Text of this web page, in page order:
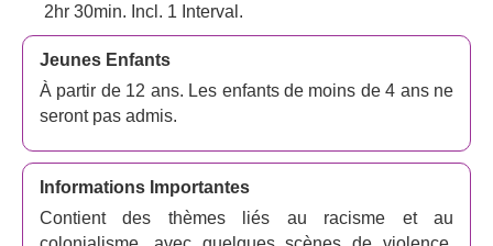
2hr 30min. Incl. 1 Interval.
Jeunes Enfants
À partir de 12 ans. Les enfants de moins de 4 ans ne
seront pas admis.
Informations Importantes
Contient des thèmes liés au racisme et au